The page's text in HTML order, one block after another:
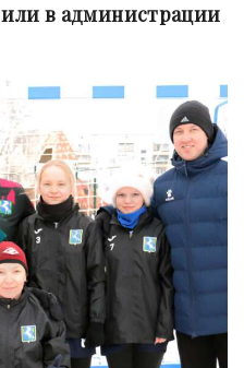
в администрации